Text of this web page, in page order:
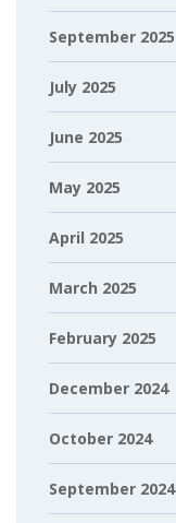
September 2025
July 2025
June 2025
May 2025
April 2025
March 2025
February 2025
December 2024
October 2024
September 2024